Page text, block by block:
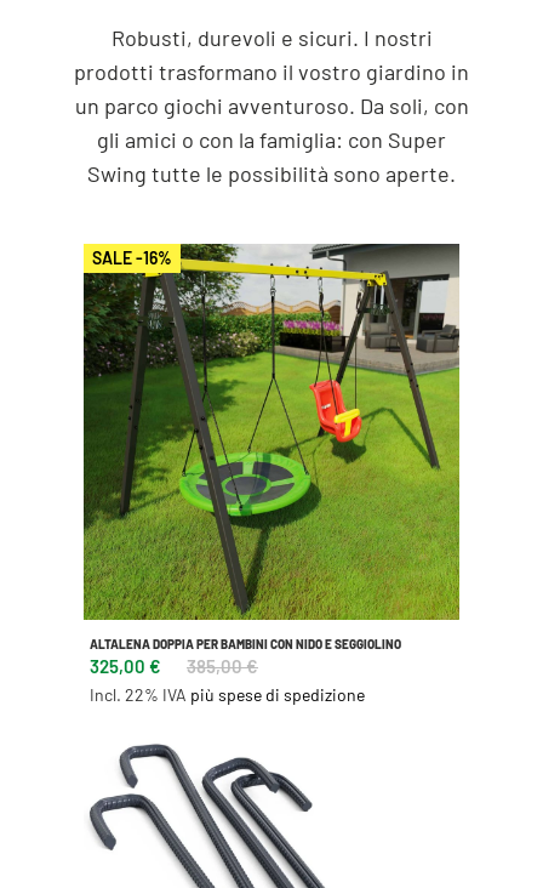
Robusti, durevoli e sicuri. I nostri
prodotti trasformano il vostro giardino in
un parco giochi avventuroso. Da soli, con
gli amici o con la famiglia: con Super
Swing tutte le possibilità sono aperte.
SALE -16%
ALTALENA DOPPIA PER BAMBINI CON NIDO E SEGGIOLINO
325,00 € 385,00 €
Incl. 22% IVA più spese di spedizione